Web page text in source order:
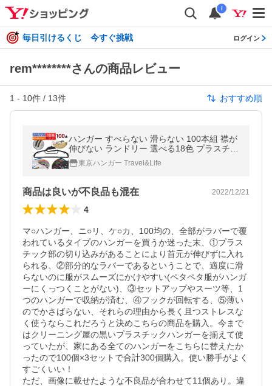
i
毎日引けるくじ 今すぐ挑戦 ログイン
rem********さんの商品レビュー
1 - 10件 / 13件 おすすめ順
ハンガー すべらない 滑らない 100本組 襟が
伸びない ランドリー 選べる18色 プラスチッ
ク 東京ハンガー Travel&Life
商品は良いが不良品も混在 2022/12/21
4
マ○ハンガー、ニ○リ、ケ○カ、100均の、全部がラバーで覆
われているタイプのハンガーを買うか迷った末、①プラス
チック部の切り込みがあることにより首元が伸びずに入れ
られる、②部分的なラバーであるということで、適度に滑
らないのに服がスムーズにかけやすい(ペタペタ服がハンガ
ーにくっつくことがない)、③セットアップやスーツ等、1
つのハンガーで収納が済む、④フックが回転する、⑤薄い
のでかさばらない、それらの理由から長く且つストレスな
く使うならこれだろうと決めこちらの商品を購入。今まで
はクリーニング屋の黒いプラスチックハンガーを揃えて使
っていたが、家にある全てのハンガーをこちらに替えたか
ったので100個×3セットで合計300個購入。使い勝手がよく
すごくいい！
ただ、画像に載せたような不良品が合わせて11個あり。違